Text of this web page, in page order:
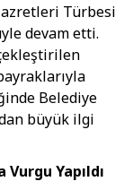
Türbesi
devam etti.
Belediye
büyük ilgi
Yapıldı